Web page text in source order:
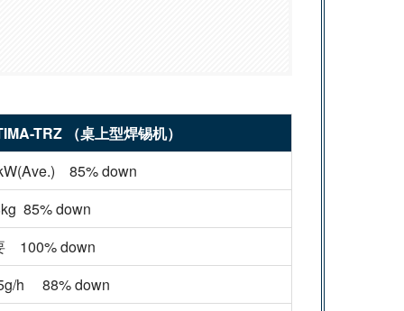
TRZ
（桌上型焊锡机）
85% down
85% down
100% down
h 88% down